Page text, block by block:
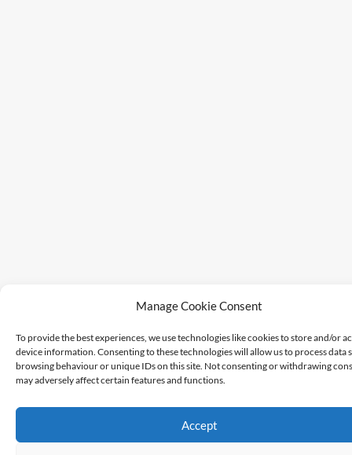
Manage Cookie Consent
To provide the best experiences, we use technologies like cookies to store and/or
device information. Consenting to these technologies will allow us to process data
browsing behaviour or unique IDs on this site. Not consenting or withdrawing
may adversely affect certain features and functions.
Accept